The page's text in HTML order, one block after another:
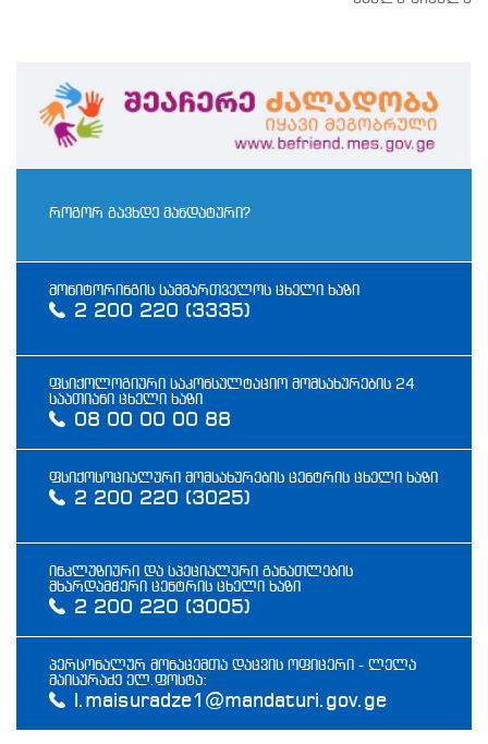
როგორ გავხდე მანდატური?
მონიტორინგის სამმართველოს ცხელი ხაზი
2 200 220 (3335)
ფსიქოლოგიური საკონსულტაციო მომსახურების 24
საათიანი ცხელი ხაზი
08 00 00 00 88
ფსიქოსოციალური მომსახურების ცენტრის ცხელი ხაზი
2 200 220 (3025)
ინკლუზიური და სპეციალური განათლების
მხარდამჭერი ცენტრის ცხელი ხაზი
2 200 220 (3005)
პერსონალურ მონაცემთა დაცვის ოფიცერი - ლელა
მაისურაძე ელ.ფოსტა:
l.maisuradze1@mandaturi.gov.ge